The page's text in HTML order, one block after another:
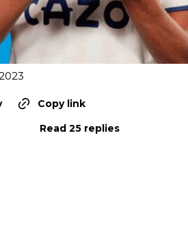
Copy link
Read 25 replies